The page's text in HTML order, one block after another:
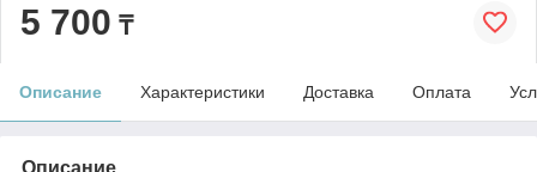
5 700 ₸
Описание Характеристики Доставка Оплата
Описание